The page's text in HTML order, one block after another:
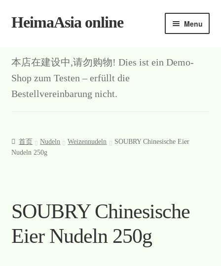
Skip
Skip
HeimaAsia online Menu
About
AGB
Datenschutz
Mein Konto
Warenkorb
本店在建设中,请勿购物! Dies ist ein Demo-
Shop zum Testen – erfüllt die
Bestellvereinbarung nicht.
首页 Nudeln Weizennudeln
SOUBRY Chinesische Eier
Nudeln 250g
SOUBRY Chinesische
Eier Nudeln 250g